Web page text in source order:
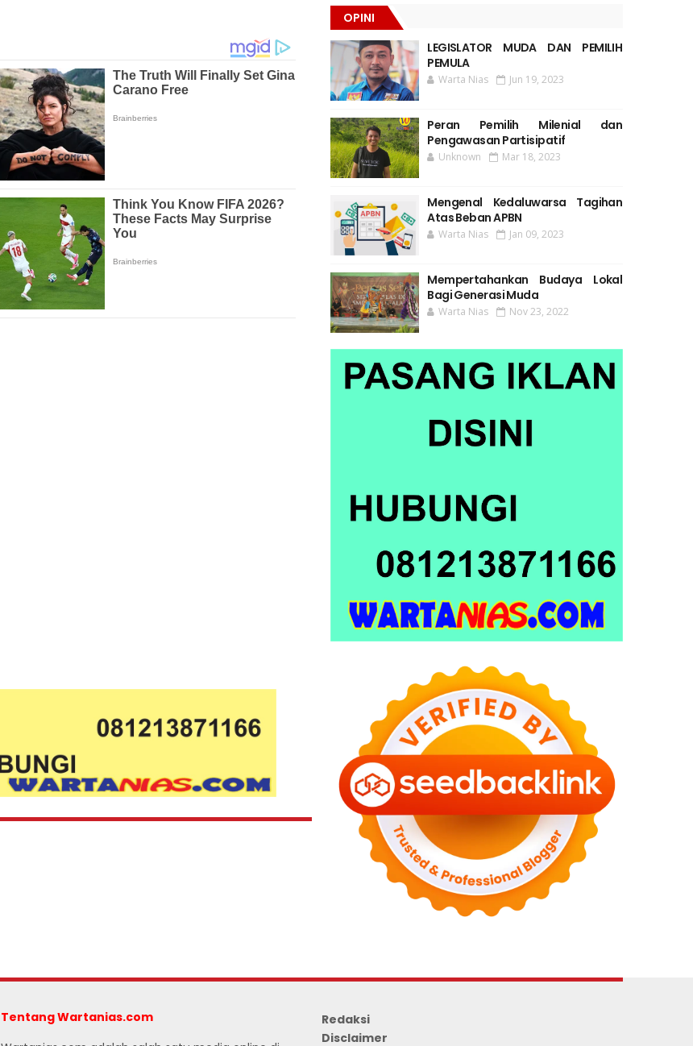
OPINI
LEGISLATOR MUDA DAN PEMILIH
PEMULA
Warta Nias Jun 19, 2023
Peran Pemilih Milenial dan
Pengawasan Partisipatif
Unknown Mar 18, 2023
Mengenal Kedaluwarsa Tagihan
Atas Beban APBN
Warta Nias Jan 09, 2023
Mempertahankan Budaya Lokal
Bagi Generasi Muda
Warta Nias Nov 23, 2022
Tentang Wartanias.com
Redaksi
Disclaimer